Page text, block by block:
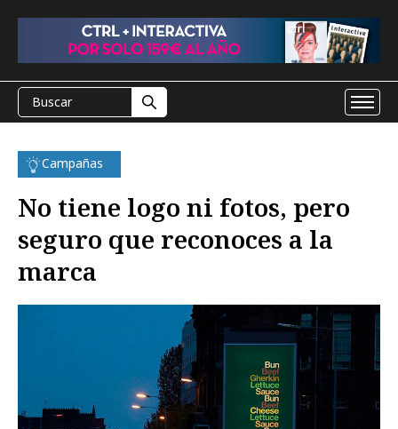
Campañas
No tiene logo ni fotos, pero
seguro que reconoces a la
marca